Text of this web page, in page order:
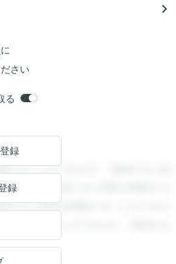
navigate_next
に
さい
る
ることができます。登録すると回
ます。登録すると回答を閲覧する
ると回答を閲覧することができま
覧することができます。登録する
録
録